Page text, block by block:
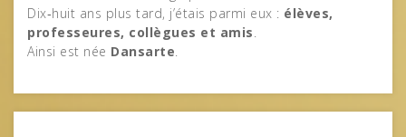
Dix‑huit ans plus tard, j’étais parmi eux : élèves,
professeures, collègues et amis.
Ainsi est née Dansarte.